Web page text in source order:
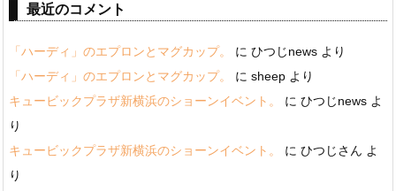
最近のコメント
「ハーディ」のエプロンとマグカップ。 に ひつじnews より
「ハーディ」のエプロンとマグカップ。
に sheep より
キュービックプラザ新横浜のショーンイベント。
に ひつじnews よ
り
キュービックプラザ新横浜のショーンイベント。
に ひつじさん よ
り